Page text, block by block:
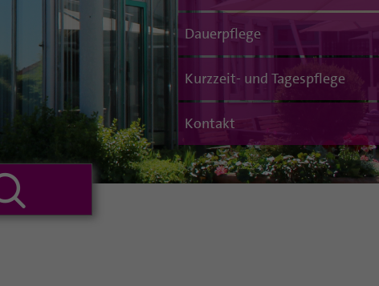
Dauerpflege
Kurzzeit- und Tagespflege
Kontakt